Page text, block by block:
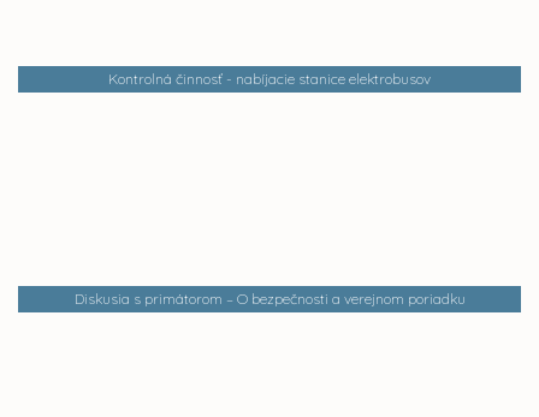
Kontrolná činnosť - nabíjacie stanice elektrobusov
Diskusia s primátorom – O bezpečnosti a verejnom poriadku